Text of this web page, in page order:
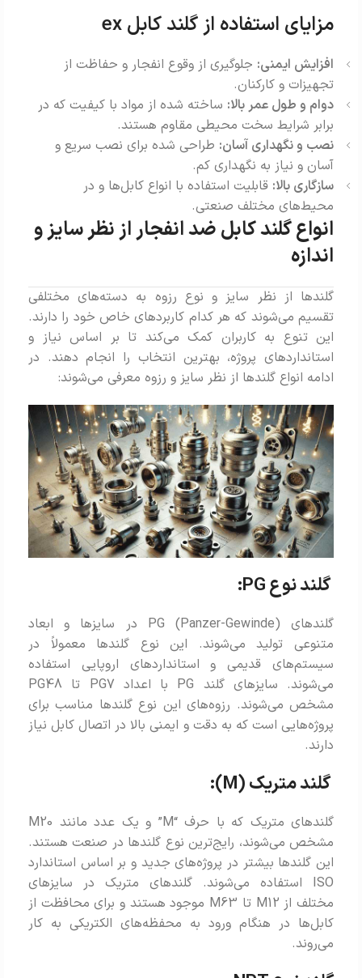
مزایای استفاده از گلند کابل ex
افزایش ایمنی: جلوگیری از وقوع انفجار و حفاظت از
تجهیزات و کارکنان.
دوام و طول عمر بالا: ساخته شده از مواد با کیفیت که در
برابر شرایط سخت محیطی مقاوم هستند.
نصب و نگهداری آسان: طراحی شده برای نصب سریع و
آسان و نیاز به نگهداری کم.
سازگاری بالا: قابلیت استفاده با انواع کابل‌ها و در
محیط‌های مختلف صنعتی.
انواع گلند کابل ضد انفجار از نظر سایز و
اندازه
گلندها از نظر سایز و نوع رزوه به دسته‌های مختلفی
تقسیم می‌شوند که هر کدام کاربردهای خاص خود را دارند.
این تنوع به کاربران کمک می‌کند تا بر اساس نیاز و
استانداردهای پروژه، بهترین انتخاب را انجام دهند. در
ادامه انواع گلندها از نظر سایز و رزوه معرفی می‌شوند:
گلند نوع PG:
گلندهای PG (Panzer-Gewinde) در سایزها و ابعاد
متنوعی تولید می‌شوند. این نوع گلندها معمولاً در
سیستم‌های قدیمی و استانداردهای اروپایی استفاده
می‌شوند. سایزهای گلند PG با اعداد PG7 تا PG48
مشخص می‌شوند. رزوه‌های این نوع گلندها مناسب برای
پروژه‌هایی است که به دقت و ایمنی بالا در اتصال کابل نیاز
دارند.
گلند متریک (M):
گلندهای متریک که با حرف “M” و یک عدد مانند M20
مشخص می‌شوند، رایج‌ترین نوع گلندها در صنعت هستند.
این گلندها بیشتر در پروژه‌های جدید و بر اساس استاندارد
ISO استفاده می‌شوند. گلندهای متریک در سایزهای
مختلف از M12 تا M63 موجود هستند و برای محافظت از
کابل‌ها در هنگام ورود به محفظه‌های الکتریکی به کار
می‌روند.